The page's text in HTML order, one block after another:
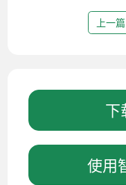
上一篇
下
使用